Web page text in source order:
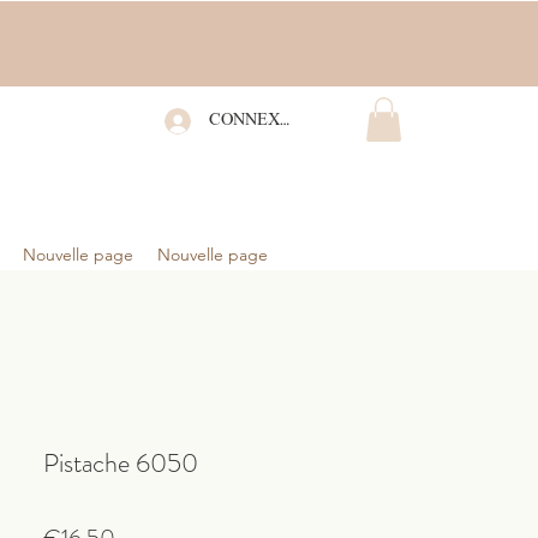
Nouvelle page Nouvelle page
CONNEXION
Pistache 6050